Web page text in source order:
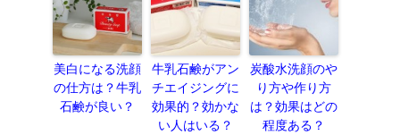
美白になる洗顔
の仕方は？牛乳
石鹸が良い？
牛乳石鹸がアン
チエイジングに
効果的？効かな
い人はいる？
炭酸水洗顔のや
り方や作り方
は？効果はどの
程度ある？